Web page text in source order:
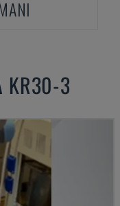
KR30-3